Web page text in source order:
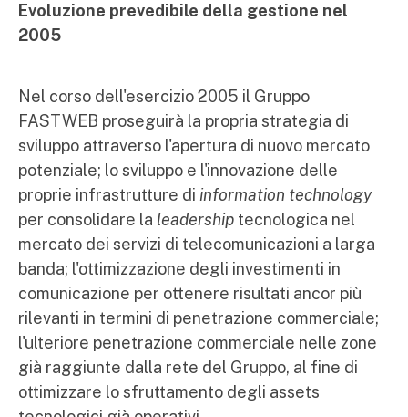
Evoluzione prevedibile della gestione nel
2005
Nel corso dell'esercizio 2005 il Gruppo
FASTWEB proseguirà la propria strategia di
sviluppo attraverso l'apertura di nuovo mercato
potenziale; lo sviluppo e l'innovazione delle
proprie infrastrutture di information technology
per consolidare la leadership tecnologica nel
mercato dei servizi di telecomunicazioni a larga
banda; l'ottimizzazione degli investimenti in
comunicazione per ottenere risultati ancor più
rilevanti in termini di penetrazione commerciale;
l'ulteriore penetrazione commerciale nelle zone
già raggiunte dalla rete del Gruppo, al fine di
ottimizzare lo sfruttamento degli assets